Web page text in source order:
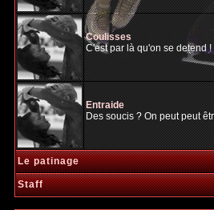
Coulisses
C'est par là qu'on se detend !
Entraide
Des soucis ? On peut peut
Le patinage
Staff